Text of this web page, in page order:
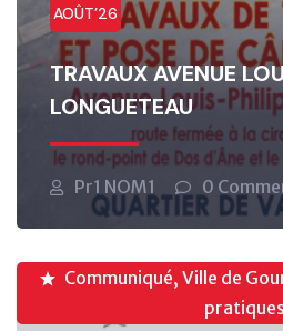
AOÛT’26
TRAVAUX AVENUE
LONGUETEAU
Pr1 NOM1 0
Communiqué, Ville de